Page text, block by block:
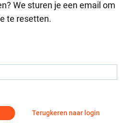
We sturen je een email om
te resetten.
Terugkeren naar login